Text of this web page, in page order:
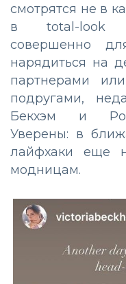
смотрятся не в
в total-look
совершенно
нарядиться на
партнерами
подругами,
Бекхэм и
Уверены: в
лайфхаки еще
модницам.